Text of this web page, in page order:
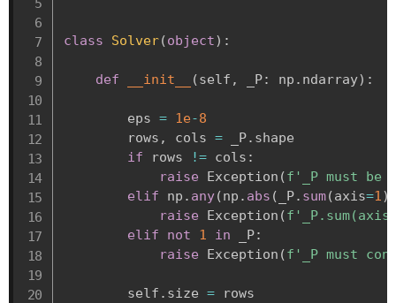
class Solver(object) :
def __init__ (self , _P: np . ndarray) :
        eps
= 1e-8
        rows
, cols = _P. shape
if rows != cols :
raise Exception (f'_P must be
elif np . any(np . abs ( _P. sum(axis=1)
raise Exception (
elif
not 1 in _P:
raise Exception (f'_P must
        self
. size = rows